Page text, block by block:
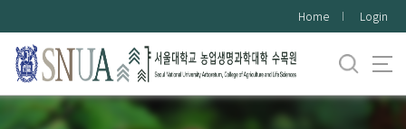
로
메
Home Login